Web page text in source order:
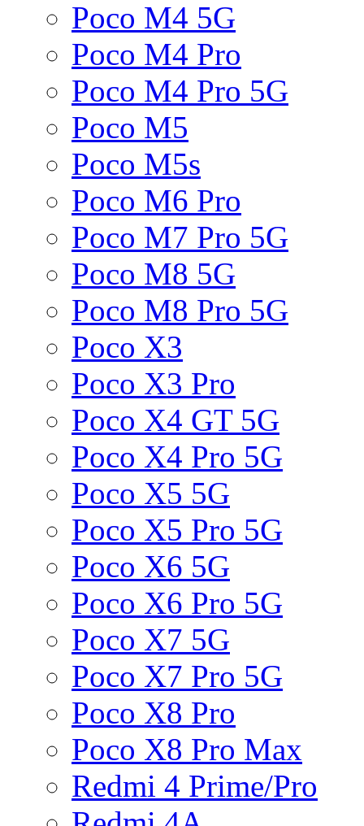
Poco M4 5G
Poco M4 Pro
Poco M4 Pro 5G
Poco M5
Poco M5s
Poco M6 Pro
Poco M7 Pro 5G
Poco M8 5G
Poco M8 Pro 5G
Poco X3
Poco X3 Pro
Poco X4 GT 5G
Poco X4 Pro 5G
Poco X5 5G
Poco X5 Pro 5G
Poco X6 5G
Poco X6 Pro 5G
Poco X7 5G
Poco X7 Pro 5G
Poco X8 Pro
Poco X8 Pro Max
Redmi 4 Prime/Pro